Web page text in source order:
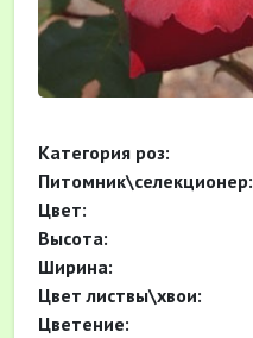
Категория роз:
Питомник\селекционер:
Цвет:
Высота:
Ширина:
Цвет листвы\хвои:
Цветение: